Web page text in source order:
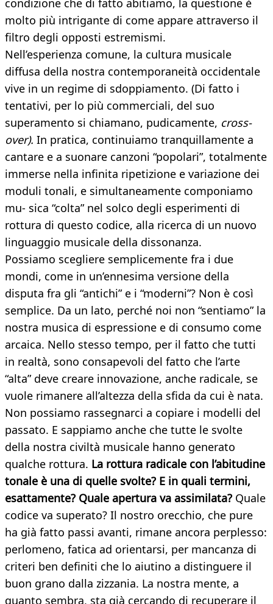
condizione che di fatto abitiamo, la questione è
molto più intrigante di come appare attraverso il
filtro degli opposti estremismi.
Nell’esperienza comune, la cultura musicale
diffusa della nostra contemporaneità occidentale
vive in un regime di sdoppiamento. (Di fatto i
tentativi, per lo più commerciali, del suo
superamento si chiamano, pudicamente, cross-
over). In pratica, continuiamo tranquillamente a
cantare e a suonare canzoni “popolari”, totalmente
immerse nella infinita ripetizione e variazione dei
moduli tonali, e simultaneamente componiamo
mu- sica “colta” nel solco degli esperimenti di
rottura di questo codice, alla ricerca di un nuovo
linguaggio musicale della dissonanza.
Possiamo scegliere semplicemente fra i due
mondi, come in un’ennesima versione della
disputa fra gli “antichi” e i “moderni”? Non è così
semplice. Da un lato, perché noi non “sentiamo” la
nostra musica di espressione e di consumo come
arcaica. Nello stesso tempo, per il fatto che tutti
in realtà, sono consapevoli del fatto che l’arte
“alta” deve creare innovazione, anche radicale, se
vuole rimanere all’altezza della sfida da cui è nata.
Non possiamo rassegnarci a copiare i modelli del
passato. E sappiamo anche che tutte le svolte
della nostra civiltà musicale hanno generato
qualche rottura. La rottura radicale con l’abitudine
tonale è una di quelle svolte? E in quali termini,
esattamente? Quale apertura va assimilata? Quale
codice va superato? Il nostro orecchio, che pure
ha già fatto passi avanti, rimane ancora perplesso:
perlomeno, fatica ad orientarsi, per mancanza di
criteri ben definiti che lo aiutino a distinguere il
buon grano dalla zizzania. La nostra mente, a
quanto sembra, sta già cercando di recuperare il